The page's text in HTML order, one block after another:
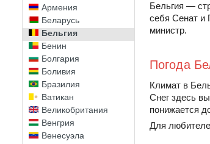
Армения
Беларусь
Бельгия
Бенин
Болгария
Боливия
Бразилия
Ватикан
Великобритания
Венгрия
Венесуэла
Бельгия —
себя Сенат и
министр.
Погода
Климат в
Снег здесь
понижается
Для